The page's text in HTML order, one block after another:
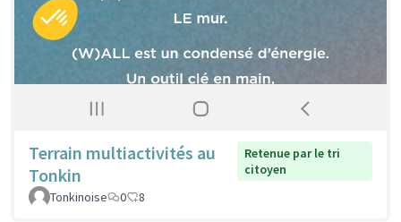
Terrain multiactivités au
Tonkin
Retenue par le tri
citoyen
Tonkinoise
0 8